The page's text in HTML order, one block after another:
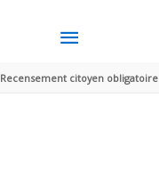
MENU
PRINCIPAL
Recensement citoyen obligatoire